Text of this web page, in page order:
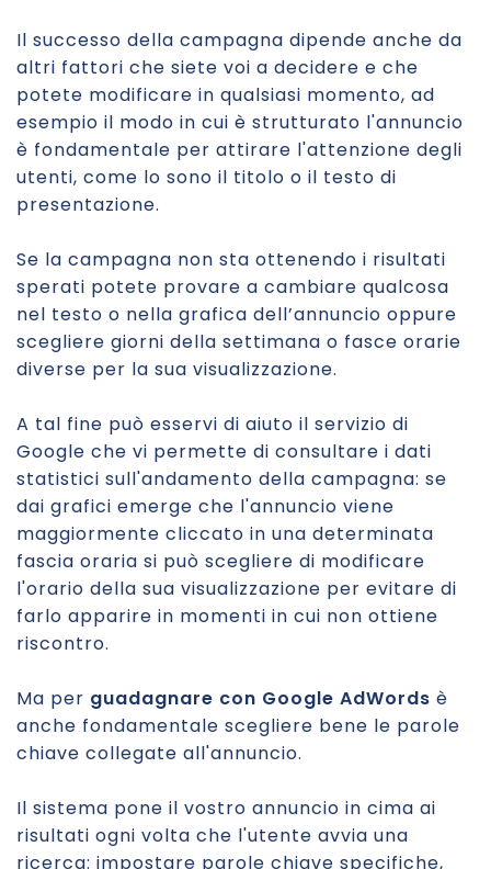
Il successo della campagna dipende anche da
altri fattori che siete voi a decidere e che
potete modificare in qualsiasi momento, ad
esempio il modo in cui è strutturato l'annuncio
è fondamentale per attirare l'attenzione degli
utenti, come lo sono il titolo o il testo di
presentazione.
Se la campagna non sta ottenendo i risultati
sperati potete provare a cambiare qualcosa
nel testo o nella grafica dell’annuncio oppure
scegliere giorni della settimana o fasce orarie
diverse per la sua visualizzazione.
A tal fine può esservi di aiuto il servizio di
Google che vi permette di consultare i dati
statistici sull'andamento della campagna: se
dai grafici emerge che l'annuncio viene
maggiormente cliccato in una determinata
fascia oraria si può scegliere di modificare
l'orario della sua visualizzazione per evitare di
farlo apparire in momenti in cui non ottiene
riscontro.
Ma per guadagnare con Google AdWords è
anche fondamentale scegliere bene le parole
chiave collegate all'annuncio.
Il sistema pone il vostro annuncio in cima ai
risultati ogni volta che l'utente avvia una
ricerca: impostare parole chiave specifiche,